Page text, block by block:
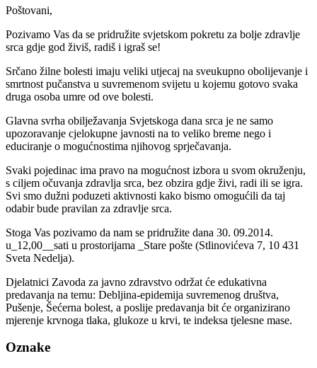
Poštovani,
Pozivamo Vas da se pridružite svjetskom pokretu za bolje zdravlje
srca gdje god živiš, radiš i igraš se!
Srčano žilne bolesti imaju veliki utjecaj na sveukupno obolijevanje i
smrtnost pučanstva u suvremenom svijetu u kojemu gotovo svaka
druga osoba umre od ove bolesti.
Glavna svrha obilježavanja Svjetskoga dana srca je ne samo
upozoravanje cjelokupne javnosti na to veliko breme nego i
educiranje o mogućnostima njihovog sprječavanja.
Svaki pojedinac ima pravo na mogućnost izbora u svom okruženju,
s ciljem očuvanja zdravlja srca, bez obzira gdje živi, radi ili se igra.
Svi smo dužni poduzeti aktivnosti kako bismo omogućili da taj
odabir bude pravilan za zdravlje srca.
Stoga Vas pozivamo da nam se pridružite dana 30. 09.2014.
u_12,00__sati u prostorijama _Stare pošte (Stlinovićeva 7, 10 431
Sveta Nedelja).
Djelatnici Zavoda za javno zdravstvo održat će edukativna
predavanja na temu: Debljina-epidemija suvremenog društva,
Pušenje, Šećerna bolest, a poslije predavanja bit će organizirano
mjerenje krvnoga tlaka, glukoze u krvi, te indeksa tjelesne mase.
Oznake